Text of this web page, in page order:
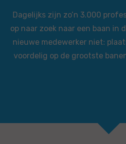
Dagelijks zijn zo’n 3.000
op naar zoek naar een baan in
nieuwe medewerker niet:
voordelig op de grootste